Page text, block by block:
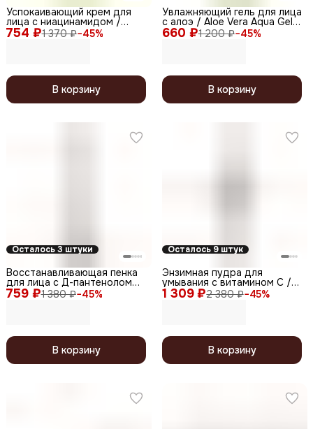
754 ₽1 370 ₽−45%
Успокаивающий крем для
лица с ниацинамидом /
Acne Balance Cream SPF 20,
100 мл
В корзину
660 ₽1 200 ₽−45%
Увлажняющий гель для лица
с алоэ / Aloe Vera Aqua Gel,
100 мл
В корзину
Осталось 3 штуки
759 ₽1 380 ₽−45%
Восстанавливающая пенка
для лица с Д-пантенолом
7% / Panthenol Forte SOS
Foam, 160 мл
В корзину
Осталось 9 штук
1 309 ₽2 380 ₽−45%
Энзимная пудра для
умывания с витамином С /
Glow-C Enzyme Powder, 150
мл
В корзину